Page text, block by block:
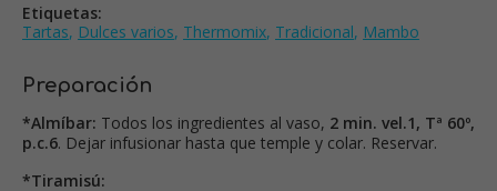
Etiquetas:
Tartas, Dulces varios, Thermomix, Tradicional, Mambo
Preparación
*Almíbar: Todos los ingredientes al vaso, 2 min. vel.1, Tª 60º,
p.c.6. Dejar infusionar hasta que temple y colar. Reservar.
*Tiramisú: